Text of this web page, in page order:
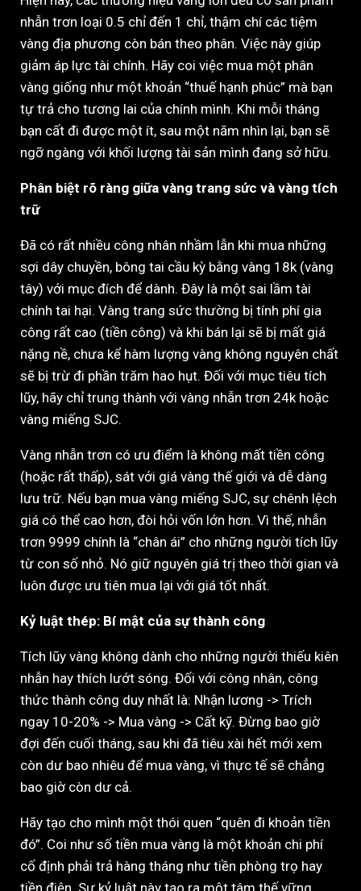
nhẫn trơn loại 0.5 chỉ đến 1 chỉ, thậm chí các tiệm
vàng địa phương còn bán theo phân. Việc này giúp
giảm áp lực tài chính. Hãy coi việc mua một phân
vàng giống như một khoản “thuế hạnh phúc” mà bạn
tự trả cho tương lai của chính mình. Khi mỗi tháng
bạn cất đi được một ít, sau một năm nhìn lại, bạn sẽ
ngỡ ngàng với khối lượng tài sản mình đang sở hữu.
Phân biệt rõ ràng giữa vàng trang sức và vàng tích
trữ
Đã có rất nhiều công nhân nhầm lẫn khi mua những
sợi dây chuyền, bông tai cầu kỳ bằng vàng 18k (vàng
tây) với mục đích để dành. Đây là một sai lầm tài
chính tai hại. Vàng trang sức thường bị tính phí gia
công rất cao (tiền công) và khi bán lại sẽ bị mất giá
nặng nề, chưa kể hàm lượng vàng không nguyên chất
sẽ bị trừ đi phần trăm hao hụt. Đối với mục tiêu tích
lũy, hãy chỉ trung thành với vàng nhẫn trơn 24k hoặc
vàng miếng SJC.
Vàng nhẫn trơn có ưu điểm là không mất tiền công
(hoặc rất thấp), sát với giá vàng thế giới và dễ dàng
lưu trữ. Nếu bạn mua vàng miếng SJC, sự chênh lệch
giá có thể cao hơn, đòi hỏi vốn lớn hơn. Vì thế, nhẫn
trơn 9999 chính là “chân ái” cho những người tích lũy
từ con số nhỏ. Nó giữ nguyên giá trị theo thời gian và
luôn được ưu tiên mua lại với giá tốt nhất.
Kỷ luật thép: Bí mật của sự thành công
Tích lũy vàng không dành cho những người thiếu kiên
nhẫn hay thích lướt sóng. Đối với công nhân, công
thức thành công duy nhất là: Nhận lương -> Trích
ngay 10-20% -> Mua vàng -> Cất kỹ. Đừng bao giờ
đợi đến cuối tháng, sau khi đã tiêu xài hết mới xem
còn dư bao nhiêu để mua vàng, vì thực tế sẽ chẳng
bao giờ còn dư cả.
Hãy tạo cho mình một thói quen “quên đi khoản tiền
đó”. Coi như số tiền mua vàng là một khoản chi phí
cố định phải trả hàng tháng như tiền phòng trọ hay
tiền điện. Sự kỷ luật này tạo ra một tâm thế vững